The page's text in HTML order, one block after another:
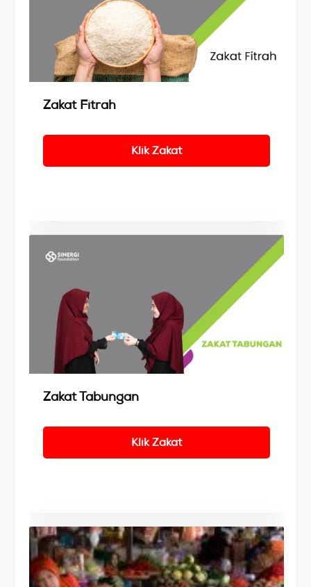
Zakat Fitrah
Klik Zakat
Zakat Tabungan
Klik Zakat
Details
Details